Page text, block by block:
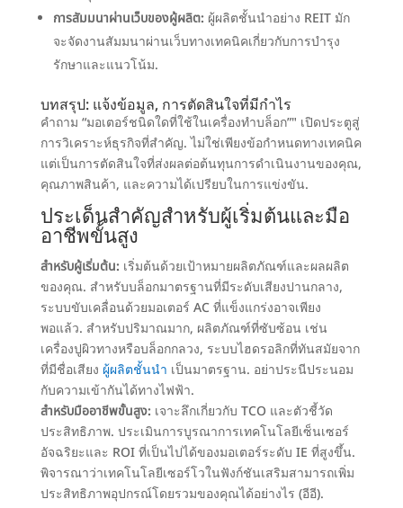
การสัมมนาผ่านเว็บของผู้ผลิต: ผู้ผลิตชั้นนำอย่าง REIT มัก
จะจัดงานสัมมนาผ่านเว็บทางเทคนิคเกี่ยวกับการบำรุง
รักษาและแนวโน้ม.
บทสรุป: แจ้งข้อมูล, การตัดสินใจที่มีกำไร
คำถาม “มอเตอร์ชนิดใดที่ใช้ในเครื่องทำบล็อก”" เปิดประตูสู่
การวิเคราะห์ธุรกิจที่สำคัญ.ไม่ใช่เพียงข้อกำหนดทางเทคนิค
แต่เป็นการตัดสินใจที่ส่งผลต่อต้นทุนการดำเนินงานของคุณ,
คุณภาพสินค้า, และความได้เปรียบในการแข่งขัน.
ประเด็นสำคัญสำหรับผู้เริ่มต้นและมือ
อาชีพขั้นสูง
สำหรับผู้เริ่มต้น: เริ่มต้นด้วยเป้าหมายผลิตภัณฑ์และผลผลิต
ของคุณ. สำหรับบล็อกมาตรฐานที่มีระดับเสียงปานกลาง,
ระบบขับเคลื่อนด้วยมอเตอร์ AC ที่แข็งแกร่งอาจเพียง
พอแล้ว. สำหรับปริมาณมาก, ผลิตภัณฑ์ที่ซับซ้อน เช่น
เครื่องปูผิวทางหรือบล็อกกลวง, ระบบไฮดรอลิกที่ทันสมัยจาก
ที่มีชื่อเสียง ผู้ผลิตชั้นนำ เป็นมาตรฐาน. อย่าประนีประนอม
กับความเข้ากันได้ทางไฟฟ้า.
สำหรับมืออาชีพขั้นสูง: เจาะลึกเกี่ยวกับ TCO และตัวชี้วัด
ประสิทธิภาพ. ประเมินการบูรณาการเทคโนโลยีเซ็นเซอร์
อัจฉริยะและ ROI ที่เป็นไปได้ของมอเตอร์ระดับ IE ที่สูงขึ้น.
พิจารณาว่าเทคโนโลยีเซอร์โวในฟังก์ชันเสริมสามารถเพิ่ม
ประสิทธิภาพอุปกรณ์โดยรวมของคุณได้อย่างไร (อีอี).